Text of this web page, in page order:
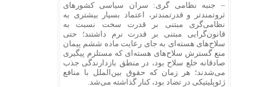
– جنبه نظامی گری: سران سیاسی کشور‌های
ثروتمندتر و قدرتمندتر، اعتماد بسیار بیشتری به
نظامی‌گری مبتنی بر قدرت سخت نسبت به
قانون‌گرایی مبتنی بر قدرت نرم داشتند؛ حتی
سلاح‌های هسته‌ای به جای رعایت ماده ششم پیمان
منع گسترش سلاح‌های هسته‌ای که مستلزم پیگیری
صادقانه خلع سلاح بود، در منطق بازدارندگی جذب
می‌شدند؛ هر زمان که حقوق بین‌الملل با منافع
ژئوپلیتیکی در تضاد بود، کنار گذاشته می‌شد.